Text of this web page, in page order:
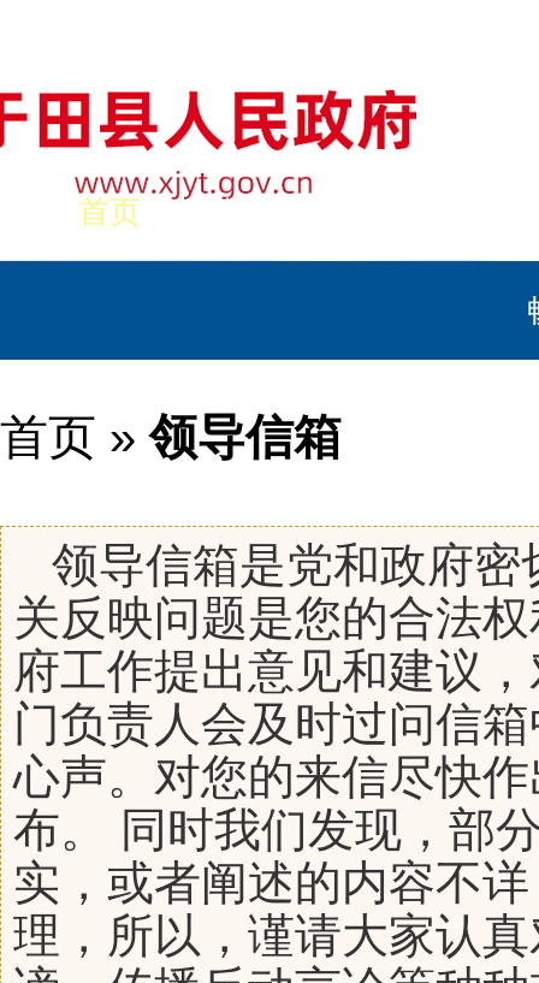
首页 美丽于田
首页 »领导信箱
领导信箱是党和政府
关反映问题是您的合法
府工作提出意见和建议
门负责人会及时过问信
心声。对您的来信尽快
布。 同时我们发现，部
实，或者阐述的内容不
理，所以，谨请大家认